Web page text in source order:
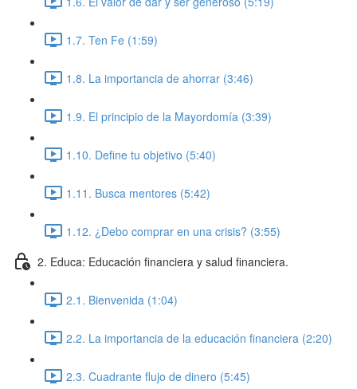
1.7. Ten Fe (1:59)
1.8. La importancia de ahorrar (3:46)
1.9. El principio de la Mayordomía (3:39)
1.10. Define tu objetivo (5:40)
1.11. Busca mentores (5:42)
1.12. ¿Debo comprar en una crisis? (3:55)
2. Educa: Educación financiera y salud financiera.
2.1. Bienvenida (1:04)
2.2. La importancia de la educación financiera (2:20)
2.3. Cuadrante flujo de dinero (5:45)